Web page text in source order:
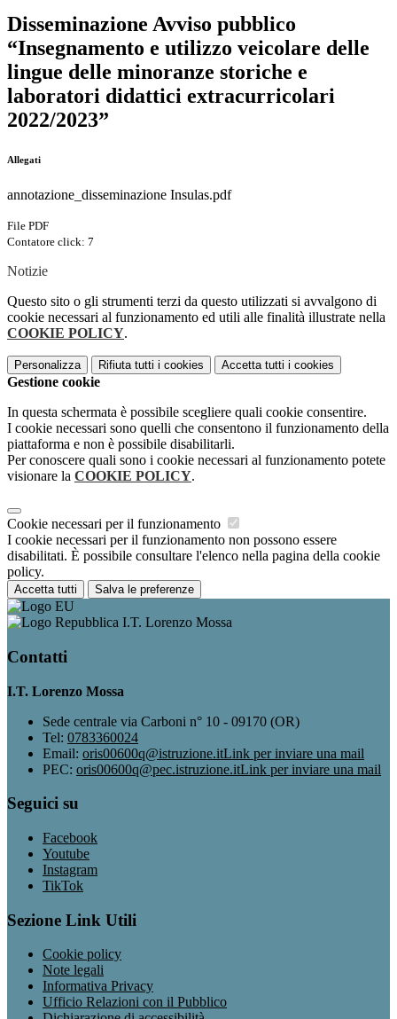
Disseminazione Avviso pubblico
“Insegnamento e utilizzo veicolare delle
lingue delle minoranze storiche e
laboratori didattici extracurricolari
2022/2023”
Allegati
annotazione_disseminazione Insulas.pdf
File PDF
Contatore click: 7
Notizie
Questo sito o gli strumenti terzi da questo utilizzati si avvalgono di
cookie necessari al funzionamento ed utili alle finalità illustrate nella
COOKIE POLICY.
Personalizza Rifiuta tutti i cookies Accetta tutti i cookies
Gestione cookie
In questa schermata è possibile scegliere quali cookie consentire.
I cookie necessari sono quelli che consentono il funzionamento della
piattaforma e non è possibile disabilitarli.
Per conoscere quali sono i cookie necessari al funzionamento potete
visionare la COOKIE POLICY.
Cookie necessari per il funzionamento
I cookie necessari per il funzionamento non possono essere
disabilitati. È possibile consultare l'elenco nella pagina della cookie
policy.
Accetta tutti Salva le preferenze
I.T. Lorenzo Mossa
Contatti
I.T. Lorenzo Mossa
Sede centrale via Carboni n° 10 - 09170 (OR)
Tel: 0783360024
Email: oris00600q@istruzione.itLink per inviare una mail
PEC: oris00600q@pec.istruzione.itLink per inviare una mail
Seguici su
Facebook
Youtube
Instagram
TikTok
Sezione Link Utili
Cookie policy
Note legali
Informativa Privacy
Ufficio Relazioni con il Pubblico